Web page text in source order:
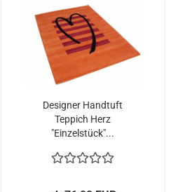
Designer Handtuft
Teppich Herz
"Einzelstück"...